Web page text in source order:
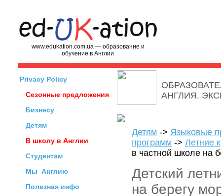
www.edukation.com.ua — образование и
обучение в Англии
Privacy Policy
Сезонные предложения
Бизнесу
Детям
В школу в Англии
Студентам
Мы Англию
Полезная инфо
АНГЛИЯ.
Детям -> Языковые
программ -> Летние
в частной школе на
Детский
на берегу